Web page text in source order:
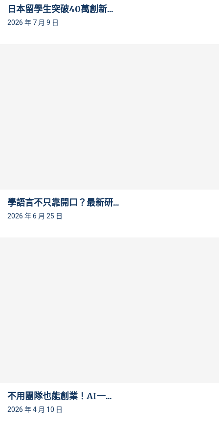
日本留學生突破40萬創新...
2026 年 7 月 9 日
學語言不只靠開口？最新研...
2026 年 6 月 25 日
不用團隊也能創業！AI一...
2026 年 4 月 10 日